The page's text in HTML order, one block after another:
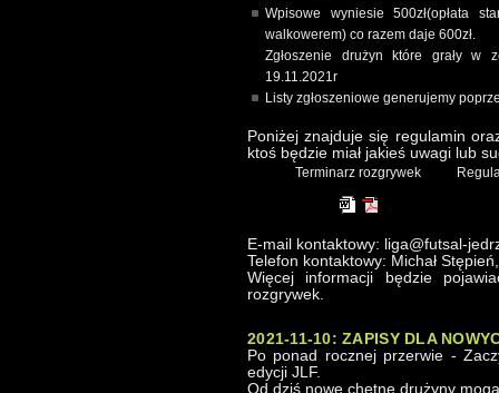
Wpisowe wyniesie 500zł(opłata
walkowerem) co razem daje 600zł.
Zgłoszenie drużyn które grały w
19.11.2021r
Listy zgłoszeniowe generujemy
Poniżej znajduje się regulamin
ktoś będzie miał jakieś uwagi lub
Terminarz rozgrywek
E-mail kontaktowy: liga@futsal-
Telefon kontaktowy: Michał
Więcej informacji będzie
rozgrywek.
2021-11-10: ZAPISY DLA
Po ponad rocznej przerwie -
edycji JLF.
Od dziś nowe chętne drużyny